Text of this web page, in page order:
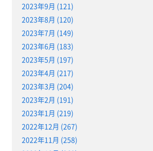
2023年9月 (121)
2023年8月 (120)
2023年7月 (149)
2023年6月 (183)
2023年5月 (197)
2023年4月 (217)
2023年3月 (204)
2023年2月 (191)
2023年1月 (219)
2022年12月 (267)
2022年11月 (258)